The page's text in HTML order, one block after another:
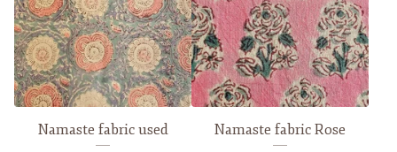
Namaste fabric used
Namaste fabric Rose